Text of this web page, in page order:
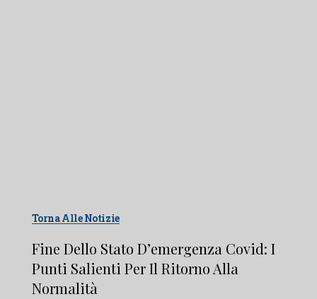
Torna Alle Notizie
Fine Dello Stato D’emergenza Covid: I
Punti Salienti Per Il Ritorno Alla
Normalità